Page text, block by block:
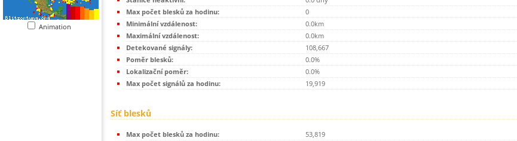
Animation
Max počet blesků za hodinu:
0
Minimální vzdálenost:
0.0km
Maximální vzdálenost:
0.0km
Detekované signály:
108,667
Poměr blesků:
0.0%
Lokalizační poměr:
0.0%
Max počet signálů za hodinu:
19,919
Síť blesků
Max počet blesků za hodinu:
53,819